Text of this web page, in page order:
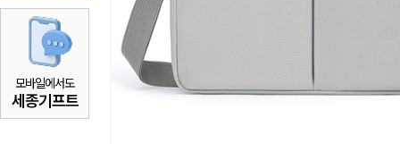
모바일에서도
세종기프트